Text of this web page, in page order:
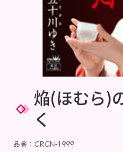
ディス
お
焔(ほむら)
く
品番：CRCN-1999